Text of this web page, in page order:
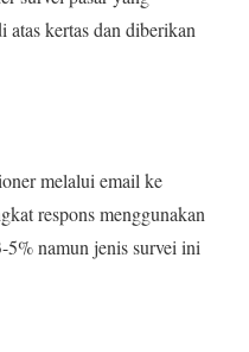
atas kertas dan diberikan
melalui email ke
respons menggunakan
5% namun jenis survei ini